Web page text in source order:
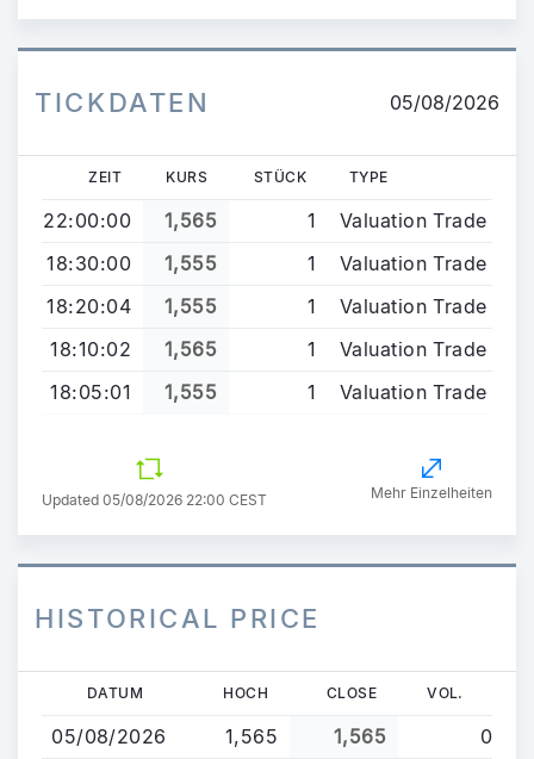
TICKDATEN 05/08/2026
ZEIT KURS STÜCK TYPE
22:00:00 1,565 1
Valuation Trade
18:30:00
1,555 1
Valuation Trade
18:20:04
1,555 1
Valuation Trade
18:10:02
1,565 1
Valuation Trade
18:05:01
1,555 1 Valuation Trade
Updated 05/08/2026 22:00 CEST Mehr Einzelheiten
HISTORICAL PRICE
Direkt
Inhalt
DATUM HOCH CLOSE VOL.
05/08/2026 1,565 1,565
0